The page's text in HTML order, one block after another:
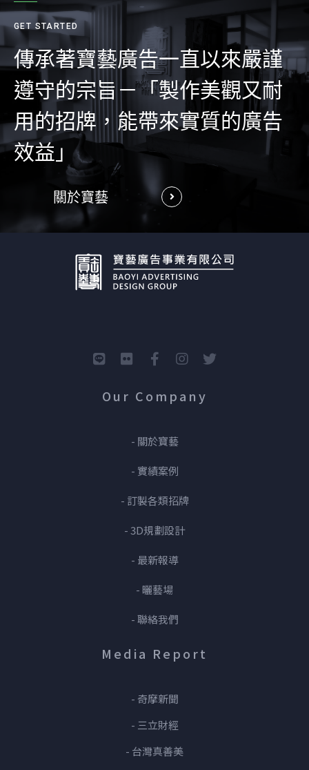
GET STARTED
傳承著寶藝廣告一直以來嚴謹
遵守的宗旨－「製作美觀又耐
用的招牌，能帶來實質的廣告
效益」
關於寶藝
Our Company
- 關於寶藝
- 實績案例
- 訂製各類招牌
- 3D規劃設計
- 最新報導
- 曬藝場
- 聯絡我們
Media Report
- 奇摩新聞
- 三立財經
- 台灣真善美